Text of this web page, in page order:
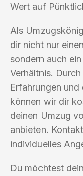
Wert auf
Als
dir nicht nur
sondern auch
Verhältnis.
Erfahrungen
können wir dir
deinen Umzug
anbieten.
individuelles
Du möchtest